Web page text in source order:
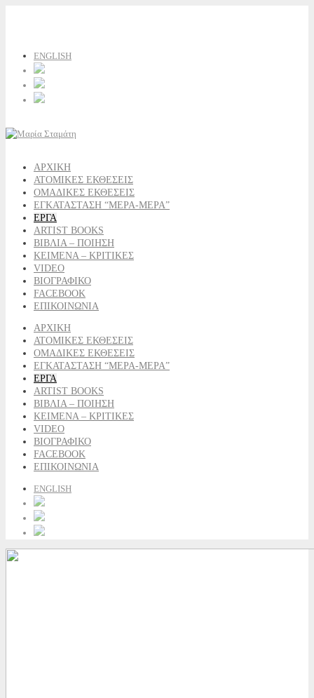
ENGLISH
ΑΡΧΙΚΗ
ΑΤΟΜΙΚΕΣ ΕΚΘΕΣΕΙΣ
ΟΜΑΔΙΚΕΣ ΕΚΘΕΣΕΙΣ
ΕΓΚΑΤΑΣΤΑΣΗ “ΜΕΡΑ-ΜΕΡΑ”
ΕΡΓΑ
ARTIST BOOKS
ΒΙΒΛΙΑ – ΠΟΙΗΣΗ
ΚΕΙΜΕΝΑ – ΚΡΙΤΙΚΕΣ
VIDEO
ΒΙΟΓΡΑΦΙΚΟ
FACEBOOK
ΕΠΙΚΟΙΝΩΝΙΑ
ΑΡΧΙΚΗ
ΑΤΟΜΙΚΕΣ ΕΚΘΕΣΕΙΣ
ΟΜΑΔΙΚΕΣ ΕΚΘΕΣΕΙΣ
ΕΓΚΑΤΑΣΤΑΣΗ “ΜΕΡΑ-ΜΕΡΑ”
ΕΡΓΑ
ARTIST BOOKS
ΒΙΒΛΙΑ – ΠΟΙΗΣΗ
ΚΕΙΜΕΝΑ – ΚΡΙΤΙΚΕΣ
VIDEO
ΒΙΟΓΡΑΦΙΚΟ
FACEBOOK
ΕΠΙΚΟΙΝΩΝΙΑ
ENGLISH